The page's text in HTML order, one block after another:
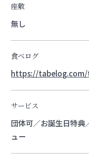
座敷
無し
食べログ
https://tabelog.com/
サービス
団体可／お誕生日特典
ュー